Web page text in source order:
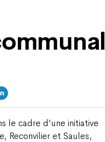
le cadre d’une initiative
Reconvilier et Saules,